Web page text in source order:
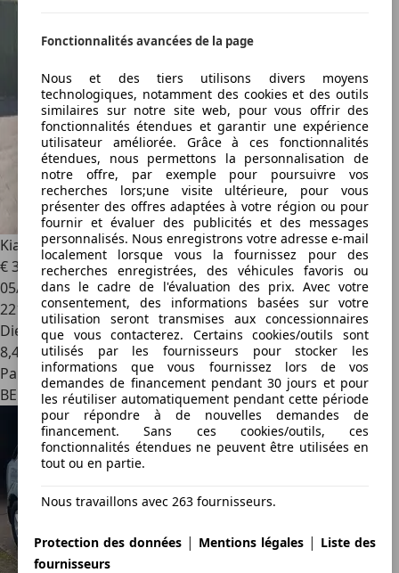
Fonctionnalités avancées de la page
Nous et des tiers utilisons divers moyens
technologiques, notamment des cookies et des outils
similaires sur notre site web, pour vous offrir des
fonctionnalités étendues et garantir une expérience
utilisateur améliorée. Grâce à ces fonctionnalités
étendues, nous permettons la personnalisation de
notre offre, par exemple pour poursuivre vos
recherches lors;une visite ultérieure, pour vous
présenter des offres adaptées à votre région ou pour
fournir et évaluer des publicités et des messages
personnalisés. Nous enregistrons votre adresse e-mail
localement lorsque vous la fournissez pour des
recherches enregistrées, des véhicules favoris ou
dans le cadre de l'évaluation des prix. Avec votre
consentement, des informations basées sur votre
utilisation seront transmises aux concessionnaires
que vous contacterez. Certains cookies/outils sont
utilisés par les fournisseurs pour stocker les
informations que vous fournissez lors de vos
demandes de financement pendant 30 jours et pour
les réutiliser automatiquement pendant cette période
pour répondre à de nouvelles demandes de
financement. Sans ces cookies/outils, ces
fonctionnalités étendues ne peuvent être utilisées en
tout ou en partie.
Nous travaillons avec 263 fournisseurs.
Protection des données | Mentions légales | Liste des
fournisseurs
Kia Sorento2.5 Turbo CRDi 16v LX
€ 3 750
05/2004
221 000 km
Diesel
8,4 l/100 km (mixte)
Particulier
BE 3700